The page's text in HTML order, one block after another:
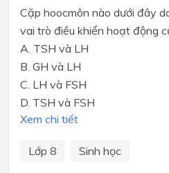
Cặp hoocmôn nào dưới đây
vai trò điều khiển hoạt động
A. TSH và LH
B. GH và LH
C. LH và FSH
D. TSH và FSH
Xem chi tiết
Lớp 8 Sinh học